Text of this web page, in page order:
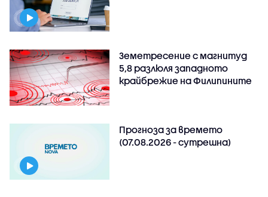
Земетресение с магнитуд
5,8 разлюля западното
крайбрежие на Филипините
Прогноза за времето
(07.08.2026 - сутрешна)